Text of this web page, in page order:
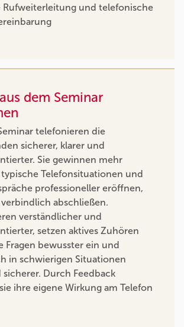
Rufweiterleitung und telefonische
dem Seminar
telefonieren die
sicherer, klarer und
Sie gewinnen mehr
Telefonsituationen und
professioneller eröffnen,
abschließen.
verständlicher und
setzen aktives Zuhören
Fragen bewusster ein und
in schwierigen Situationen
Durch Feedback
ihre eigene Wirkung am Telefon